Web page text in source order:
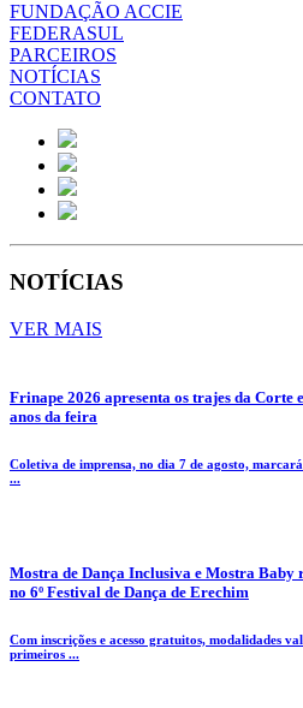
FUNDAÇÃO ACCIE
FEDERASUL
PARCEIROS
NOTÍCIAS
CONTATO
NOTÍCIAS
VER MAIS
Frinape 2026 apresenta os trajes da Corte
anos da feira
Coletiva de imprensa, no dia 7 de agosto,
...
Mostra de Dança Inclusiva e Mostra Baby
no 6º Festival de Dança de Erechim
Com inscrições e acesso gratuitos, modalidades
primeiros ...